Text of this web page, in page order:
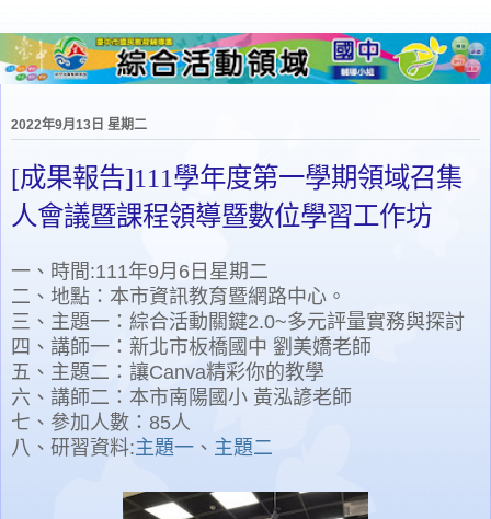
2022年9月13日 星期二
[成果報告]111學年度第一學期領域召集
人會議暨課程領導暨數位學習工作坊
一、時間:111年9月6日星期二
二、地點：本市資訊教育暨網路中心。
三、主題一：綜合活動關鍵2.0~多元評量實務與探討
四、講師一：新北市板橋國中 劉美嬌老師
五、主題二：讓Canva精彩你的教學
六、講師二：本市南陽國小 黃泓諺老師
七、參加人數：85人
八、研習資料:主題一 、 主題二